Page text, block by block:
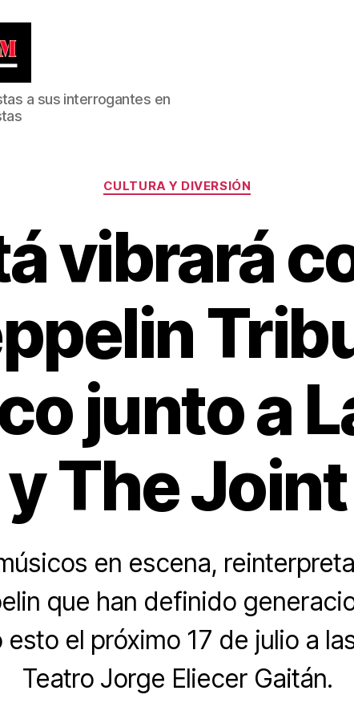
a sus interrogantes en
Categorías
CULTURA Y DIVERSIÓN
vibrará
junto a
y The Joint
en escena,
que han definido
el próximo 17 de julio a
Teatro Jorge Eliecer Gaitán.